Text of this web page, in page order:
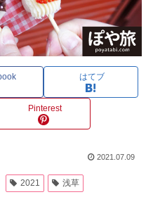
はてブ
Pinterest
2021.07.09
2021 浅草